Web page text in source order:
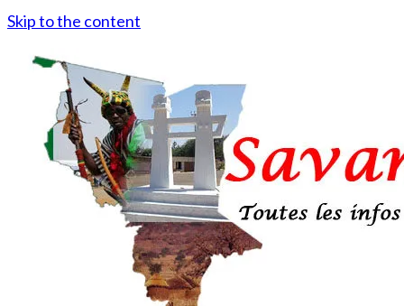
Skip to the content